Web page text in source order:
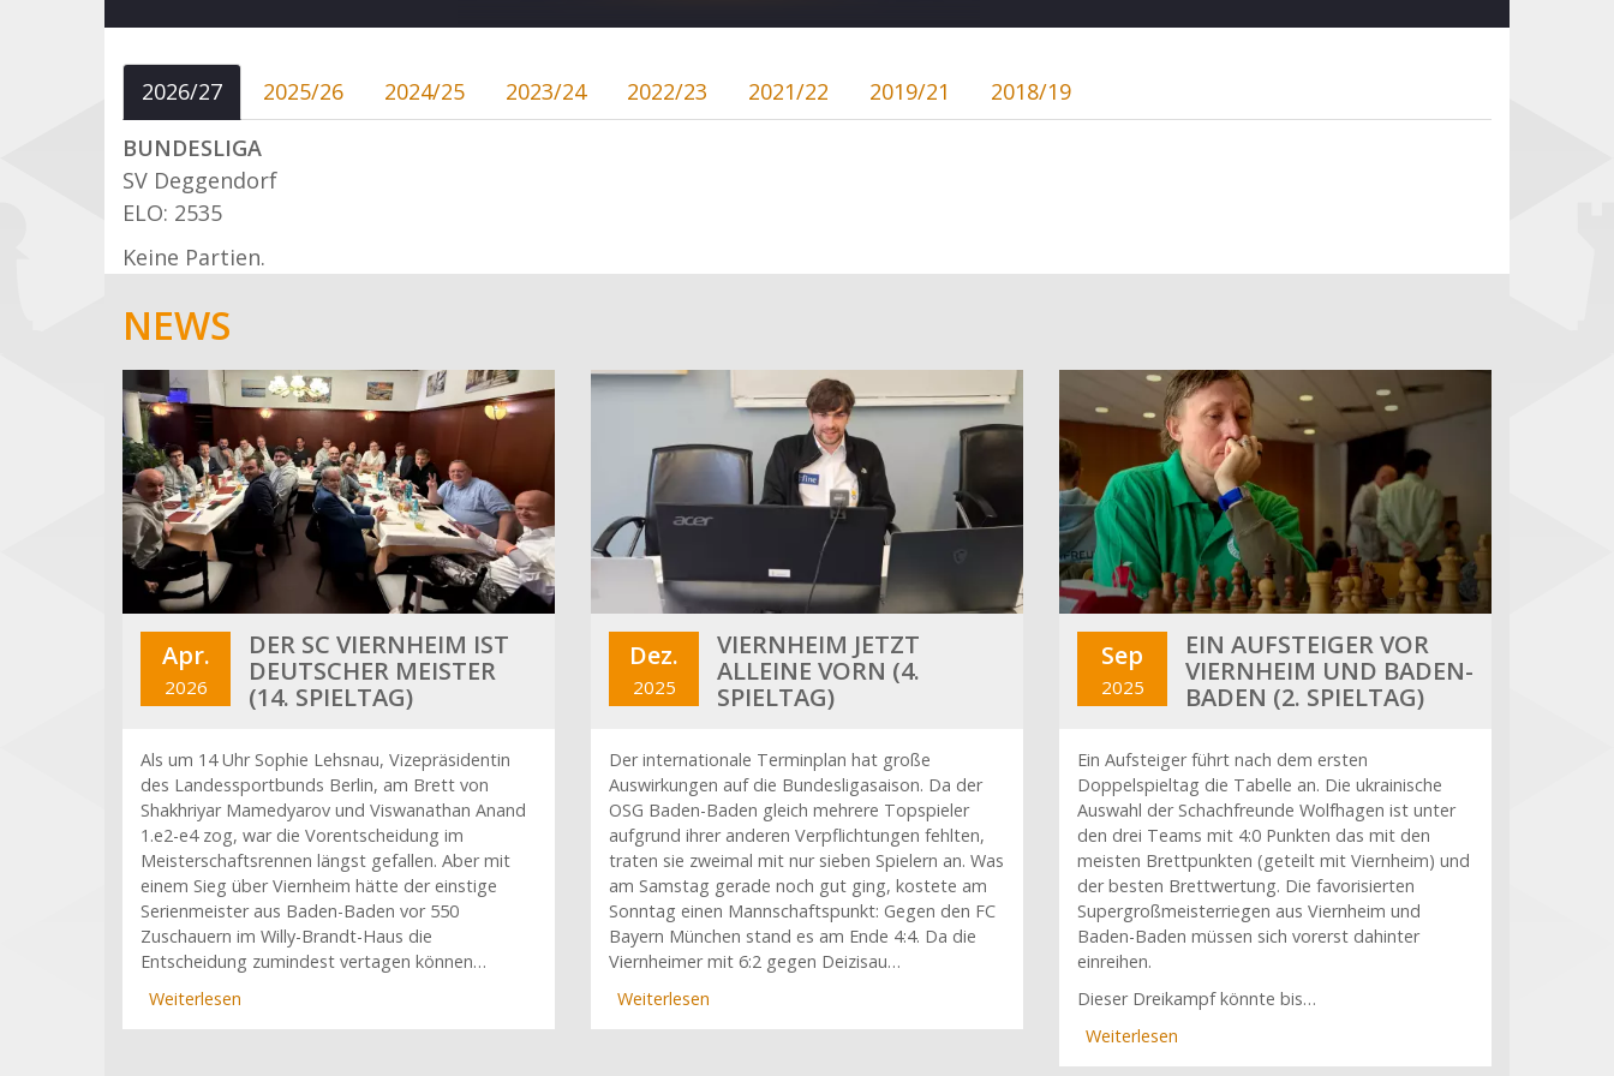
2026/27 2025/26 2024/25 2023/24 2022/23 2021/22 2019/21
2018/19
BUNDESLIGA
SV Deggendorf
ELO: 2535
Keine Partien.
NEWS
Apr.
2026
DER SC VIERNHEIM IST
DEUTSCHER MEISTER
(14. SPIELTAG)
Als um 14 Uhr Sophie Lehsnau, Vizepräsidentin
des Landessportbunds Berlin, am Brett von
Shakhriyar Mamedyarov und Viswanathan Anand
1.e2-e4 zog, war die Vorentscheidung im
Meisterschaftsrennen längst gefallen. Aber mit
einem Sieg über Viernheim hätte der einstige
Serienmeister aus Baden-Baden vor 550
Zuschauern im Willy-Brandt-Haus die
Entscheidung zumindest vertagen können…
Weiterlesen
Dez.
2025
VIERNHEIM JETZT
ALLEINE VORN (4.
SPIELTAG)
Der internationale Terminplan hat große
Auswirkungen auf die Bundesligasaison. Da der
OSG Baden-Baden gleich mehrere Topspieler
aufgrund ihrer anderen Verpflichtungen fehlten,
traten sie zweimal mit nur sieben Spielern an. Was
am Samstag gerade noch gut ging, kostete am
Sonntag einen Mannschaftspunkt: Gegen den FC
Bayern München stand es am Ende 4:4. Da die
Viernheimer mit 6:2 gegen Deizisau…
Weiterlesen
Sep
2025
EIN AUFSTEIGER VOR
VIERNHEIM UND BADEN-
BADEN (2. SPIELTAG)
Ein Aufsteiger führt nach dem ersten
Doppelspieltag die Tabelle an. Die ukrainische
Auswahl der Schachfreunde Wolfhagen ist unter
den drei Teams mit 4:0 Punkten das mit den
meisten Brettpunkten (geteilt mit Viernheim) und
der besten Brettwertung. Die favorisierten
Supergroßmeisterriegen aus Viernheim und
Baden-Baden müssen sich vorerst dahinter
einreihen.
Dieser Dreikampf könnte bis…
Weiterlesen